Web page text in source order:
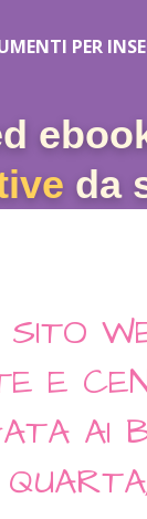
PER
da
SITO
E
AI